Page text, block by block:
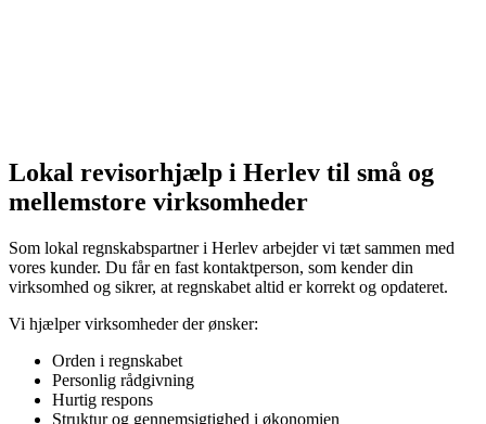
Lokal revisorhjælp i Herlev til små og
mellemstore virksomheder
Som lokal regnskabspartner i Herlev arbejder vi tæt sammen med
vores kunder. Du får en fast kontaktperson, som kender din
virksomhed og sikrer, at regnskabet altid er korrekt og opdateret.
Vi hjælper virksomheder der ønsker:
Orden i regnskabet
Personlig rådgivning
Hurtig respons
Struktur og gennemsigtighed i økonomien